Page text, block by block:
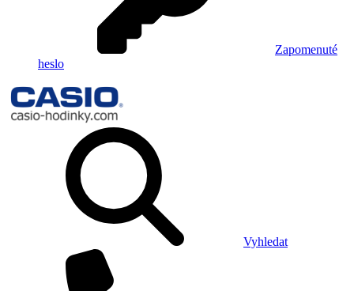
Zapomenuté
heslo
Vyhledat